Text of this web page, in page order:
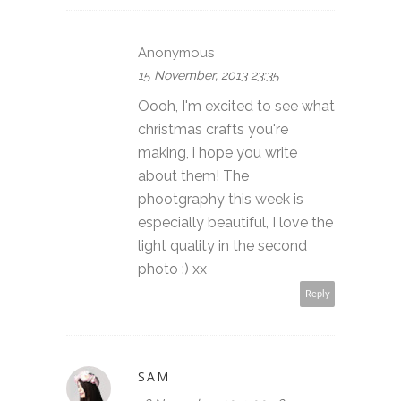
Anonymous
15 November, 2013 23:35
Oooh, I'm excited to see what
christmas crafts you're
making, i hope you write
about them! The
phootgraphy this week is
especially beautiful, I love the
light quality in the second
photo :) xx
Reply
SAM